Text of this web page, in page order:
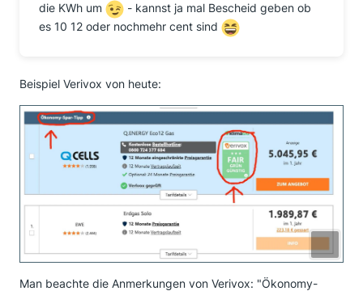
Bitte beachten Sie, dass die Meldung den Stand der
Dinge zum Zeitpunkt ihrer Veröffentlichung
die KWh um
- kannst ja mal Bescheid geben ob
es 10 12 oder nochmehr cent sind
Beispiel Verivox von heute:
Man beachte die Anmerkungen von Verivox: "Ökonomy-